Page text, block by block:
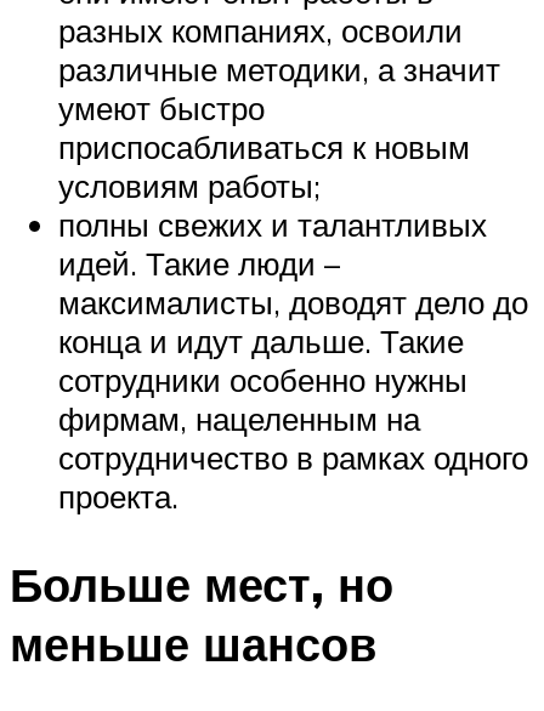
разных компаниях, освоили
различные методики, а значит
умеют быстро
приспосабливаться к новым
условиям работы;
полны свежих и талантливых
идей. Такие люди –
максималисты, доводят дело до
конца и идут дальше. Такие
сотрудники особенно нужны
фирмам, нацеленным на
сотрудничество в рамках одного
проекта.
Больше мест, но
меньше шансов